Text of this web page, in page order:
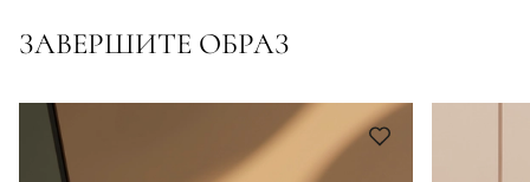
ЗАВЕРШИТЕ ОБРАЗ